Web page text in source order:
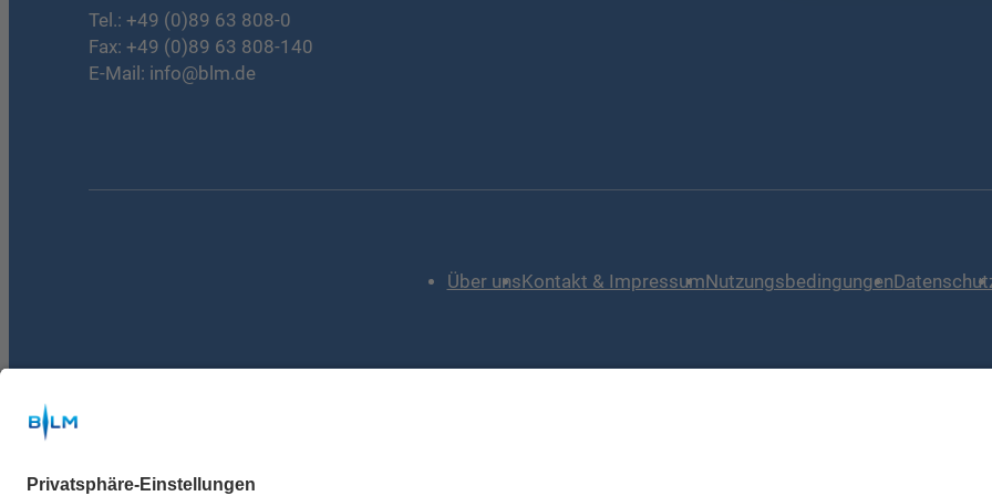
Tel.: +49 (0)89 63 808-0
Fax: +49 (0)89 63 808-140
E-Mail: info@blm.de
Über unsKontakt & ImpressumNutzungsbedingungen